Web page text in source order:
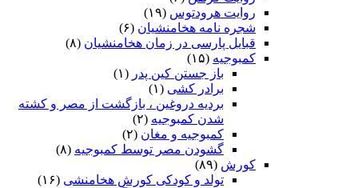
روایت هرودتوس (۱۹)
شجره نامه هخامنشیان (۶)
قبایل پارسی در زمان هخامنشیان (۸)
کمبوجیه (۱۵)
باز جستن کین پدر (۱)
برادر کشی (۱)
بردیه دروغین ، بازگشت از مصر و کشته
شدن کمبوجیه (۲)
کمبوجیه و مغان (۲)
گشودن مصر توسط کمبوجیه (۸)
کورش (۸۹)
تولد و کودکی کورش هخامنشی (۱۶)